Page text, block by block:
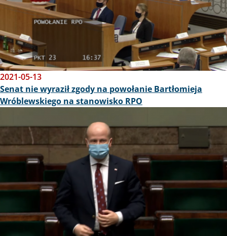
2021-05-13
Senat nie wyraził zgody na powołanie Bartłomieja
Wróblewskiego na stanowisko RPO